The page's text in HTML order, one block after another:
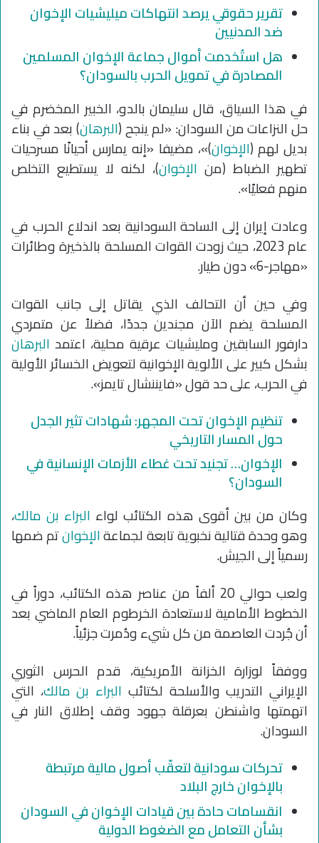
تقرير حقوقي يرصد انتهاكات ميليشيات الإخوان
ضد المدنيين
هل استُخدمت أموال جماعة الإخوان المسلمين
المصادرة في تمويل الحرب بالسودان؟
في هذا السياق، قال سليمان بالدو، الخبير المخضرم في
حل النزاعات من السودان: «لم ينجح (البرهان) بعد في بناء
بديل لهم (الإخوان)»، مضيفا «إنه يمارس أحيانًا مسرحيات
تطهير الضباط (من الإخوان)، لكنه لا يستطيع التخلص
منهم فعليًا».
وعادت إيران إلى الساحة السودانية بعد اندلاع الحرب في
عام 2023، حيث زودت القوات المسلحة بالذخيرة وطائرات
«مهاجر-6» دون طيار.
وفي حين أن التحالف الذي يقاتل إلى جانب القوات
المسلحة يضم الآن مجندين جددًا، فضلاً عن متمردي
دارفور السابقين ومليشيات عرقية محلية، اعتمد البرهان
بشكل كبير على الألوية الإخوانية لتعويض الخسائر الأولية
في الحرب، على حد قول «فايننشال تايمز».
تنظيم الإخوان تحت المجهر: شهادات تثير الجدل
حول المسار التاريخي
الإخوان… تجنيد تحت غطاء الأزمات الإنسانية في
السودان؟
وكان من بين أقوى هذه الكتائب لواء البراء بن مالك،
وهو وحدة قتالية نخبوية تابعة لجماعةالإخوانتم ضمها
رسمياً إلى الجيش.
ولعب حوالي 20 ألفاً من عناصر هذه الكتائب، دوراً في
الخطوط الأمامية لاستعادة الخرطوم العام الماضي بعد
أن جُردت العاصمة من كل شيء ودُمرت جزئياً.
ووفقاً لوزارة الخزانة الأمريكية، قدم الحرس الثوري
الإيراني التدريب والأسلحة لكتائب البراء بن مالك، التي
اتهمتها واشنطن بعرقلة جهود وقف إطلاق النار في
السودان.
تحركات سودانية لتعقّب أصول مالية مرتبطة
بالإخوان خارج البلاد
انقسامات حادة بين قيادات الإخوان في السودان
بشأن التعامل مع الضغوط الدولية